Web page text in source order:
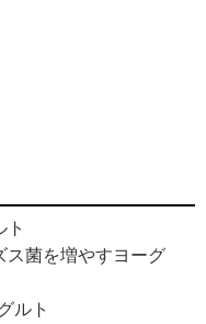
ト
ス菌を増やすヨーグ
ルト